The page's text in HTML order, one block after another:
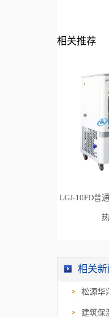
相关推荐
LGJ-10FD普
热
相关新
松源华
建筑保